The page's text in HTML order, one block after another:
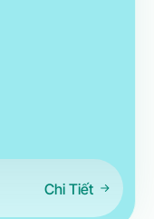
Chi Tiết